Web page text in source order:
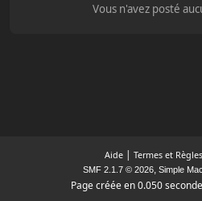
Vous n'avez posté
Aide| Termes et Règles
SMF 2.1.7 © 2026, Simple
Page créée en 0.050